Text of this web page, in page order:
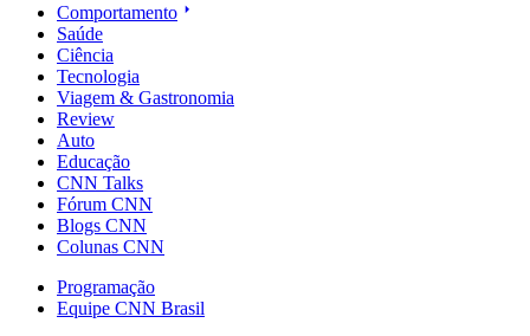
Comportamento
Saúde
Ciência
Tecnologia
Viagem & Gastronomia
Review
Auto
Educação
CNN Talks
Fórum CNN
Blogs CNN
Colunas CNN
Programação
Equipe CNN Brasil